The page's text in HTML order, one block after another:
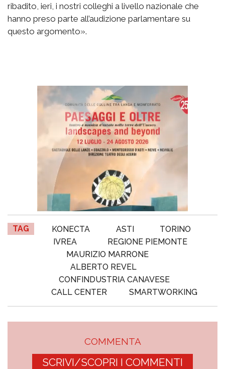
ribadito, ieri, i nostri colleghi a livello nazionale che
hanno preso parte all’audizione parlamentare su
questo argomento».
TAG KONECTA ASTI
TORINO
IVREA
REGIONE PIEMONTE
MAURIZIO MARRONE
ALBERTO REVEL
CONFINDUSTRIA CANAVESE
CALL CENTER
SMARTWORKING
COMMENTA
SCRIVI/SCOPRI I COMMENTI